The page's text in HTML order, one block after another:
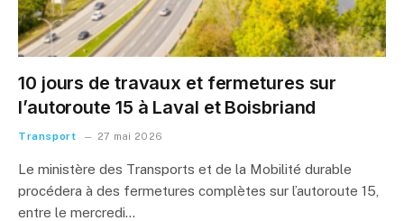
10 jours de travaux et fermetures sur
l’autoroute 15 à Laval et Boisbriand
Transport 27 mai 2026
Le ministère des Transports et de la Mobilité durable
procédera à des fermetures complètes sur l’autoroute 15,
entre le mercredi…